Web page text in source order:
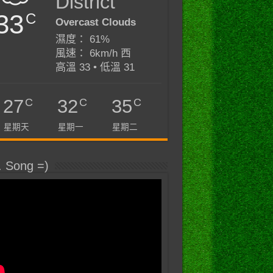
C
Overcast Clouds
濕度： 61%
風速： 6km/h 西
高溫 33 • 低溫 31
27C
星期天
32C
星期一
35C
星期二
Song =)